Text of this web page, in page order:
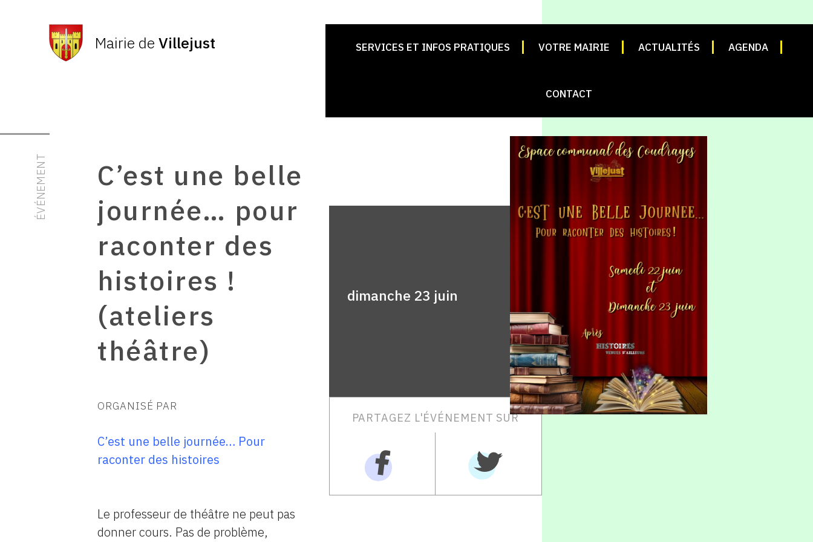
Mairie de Villejust SERVICES ET INFOS PRATIQUES VOTRE MAIRIE ACTUALITÉS AGENDA
CONTACT
ÉVÉNEMENT
C’est une belle
journée… pour
raconter des
histoires !
(ateliers
théâtre)
ORGANISÉ PAR
C’est une belle journée… Pour
raconter des histoires
Le professeur de théâtre ne peut pas
donner cours. Pas de problème,
dimanche 23 juin
PARTAGEZ L'ÉVÉNEMENT SUR